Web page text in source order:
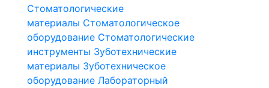
Стоматологические
материалы Стоматологическое
оборудование Стоматологические
инструменты Зуботехнические
материалы Зуботехническое
оборудование Лабораторный